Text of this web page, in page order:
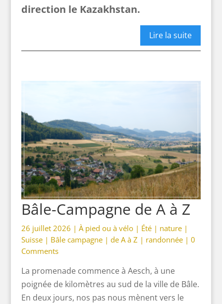
direction le Kazakhstan.
Lire la suite
Bâle-Campagne de A à Z
26 juillet 2026 | À pied ou à vélo| Été| nature|
Suisse| Bâle campagne| de A à Z | randonnée| 0
Comments
La promenade commence à Aesch, à une
poignée de kilomètres au sud de la ville de Bâle.
En deux jours, nos pas nous mènent vers le